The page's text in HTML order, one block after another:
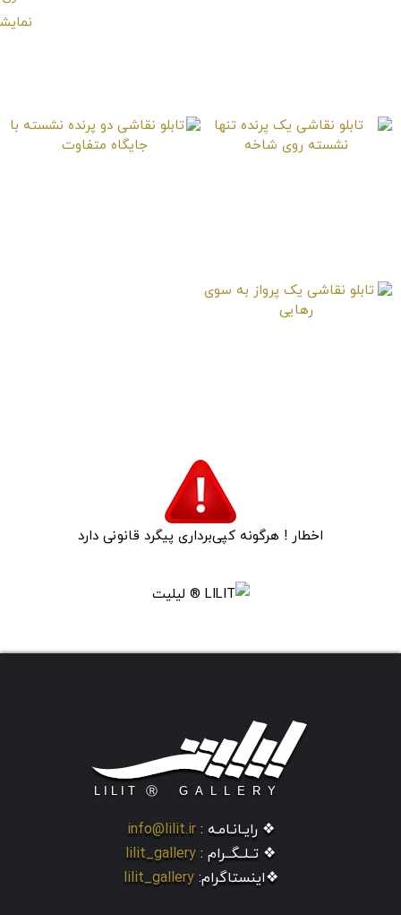
اخطار ! هرگونه کپی‌برداری پیگرد قانونی دارد
❖ رایـانـامـه : info@lilit.ir
❖ تــلــگــرام : lilit_gallery
❖اینستاگرام: lilit_gallery